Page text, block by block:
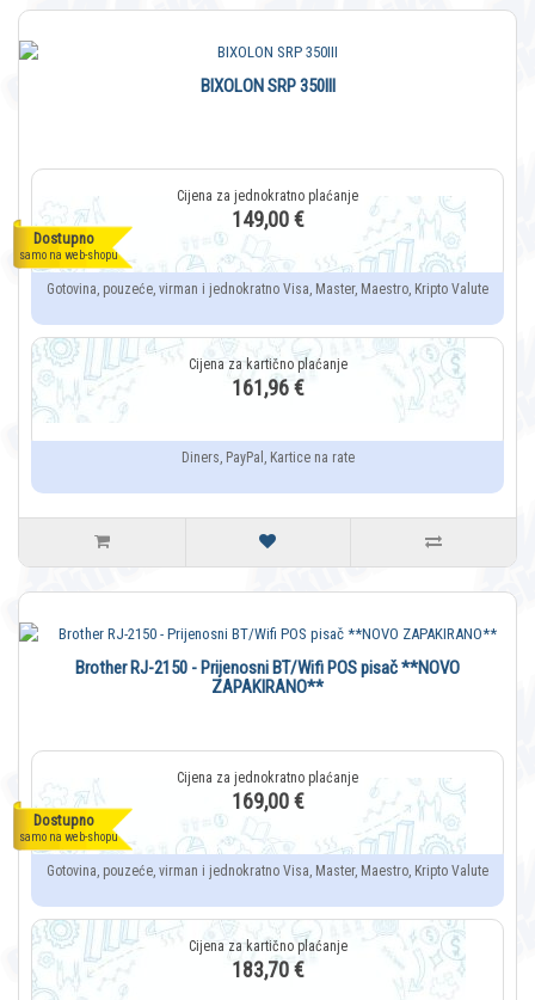
Dostupno
samo na web-shopu
BIXOLON SRP 350III
149,00 €
Gotovina, pouzeće, virman i jednokratno Visa, Master, Maestro, Kripto Valute
161,96 €
Diners, PayPal, Kartice na rate
Dostupno
samo na web-shopu
Brother RJ-2150 - Prijenosni BT/Wifi POS pisač **NOVO
ZAPAKIRANO**
169,00 €
Gotovina, pouzeće, virman i jednokratno Visa, Master, Maestro, Kripto Valute
183,70 €